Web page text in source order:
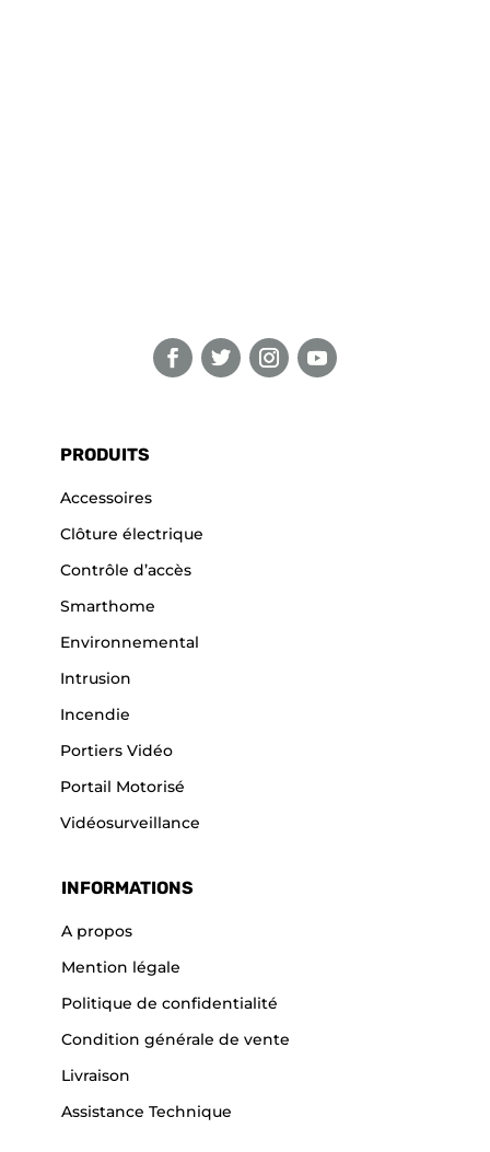
PRODUITS
Accessoires
Clôture électrique
Contrôle d’accès
Smarthome
Environnemental
Intrusion
Incendie
Portiers Vidéo
Portail Motorisé
Vidéosurveillance
INFORMATIONS
A propos
Mention légale
Politique de confidentialité
Condition générale de vente
Livraison
Assistance Technique